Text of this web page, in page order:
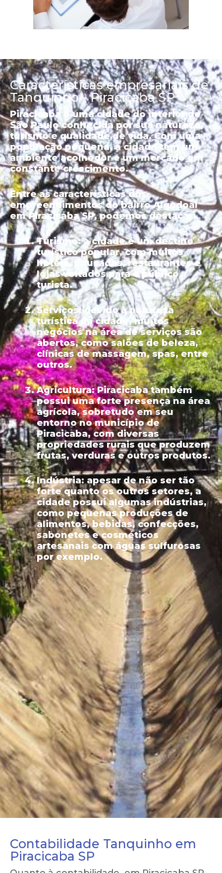
Características empresariais de
Tanquinho - Piracicaba SP
Piracicaba é uma cidade do interior de
São Paulo conhecida por sua natureza,
turismo e qualidade de vida. Com uma
população pequena, a cidade tem um
ambiente acolhedor e um mercado em
constante crescimento.
Entre as características dos
empreendimentos do bairro Algodoal
em Piracicaba SP, podemos destacar:
Turismo:a cidade é um destino
turístico popular, com muitos
hotéis, pousadas, restaurantes e
lojas voltados para o público
turista.
Serviços:devido à natureza
turística da cidade, muitos
negócios na área de serviços são
abertos, como salões de beleza,
clínicas de massagem, spas, entre
outros.
Agricultura:Piracicaba também
possui uma forte presença na área
agrícola, sobretudo em seu
entorno no município de
Piracicaba, com diversas
propriedades rurais que produzem
frutas, verduras e outros produtos.
Indústria:apesar de não ser tão
forte quanto os outros setores, a
cidade possui algumas indústrias,
como pequenas produções de
alimentos, bebidas, confecções,
sabonetes e cosméticos
artesanais com águas sulfurosas
por exemplo.
Contabilidade Tanquinho em
Piracicaba SP